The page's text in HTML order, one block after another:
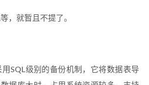
，就暂且不提了。
用SQL级别的备份机制，它将数据表导